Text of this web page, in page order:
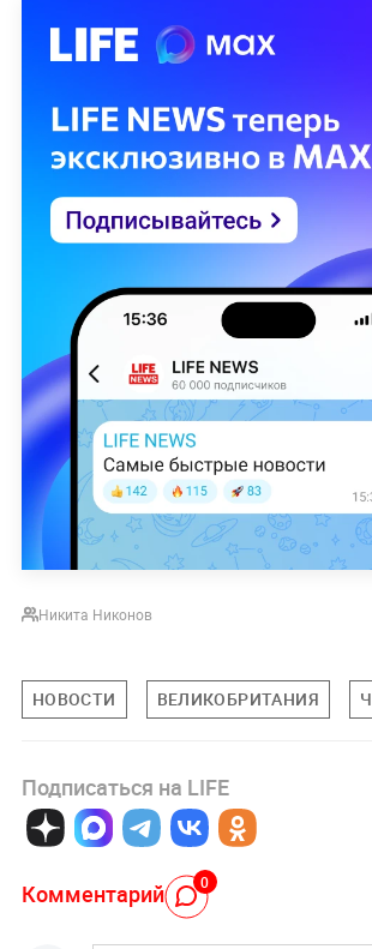
Никита Никонов
НОВОСТИ ВЕЛИКОБРИТАНИЯ
Подписаться на LIFE
Комментарий 0